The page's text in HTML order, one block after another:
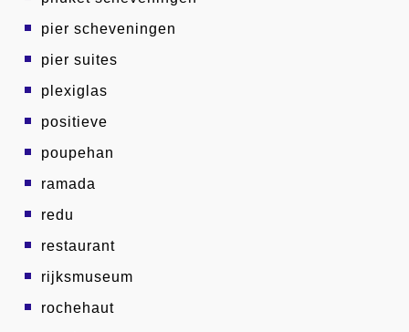
pier scheveningen
pier suites
plexiglas
positieve
poupehan
ramada
redu
restaurant
rijksmuseum
rochehaut